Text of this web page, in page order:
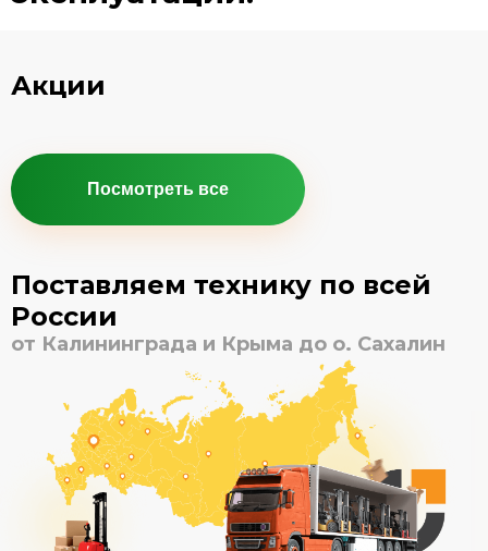
Акции
Посмотреть все
Поставляем технику по всей
России
от Калининграда и Крыма до о. Сахалин